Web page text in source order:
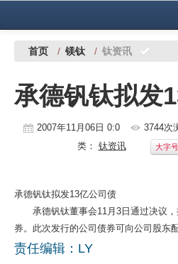
中国有色金属报社主办 广告服务
铜镍铅锌
铝
有色市场
科技
镁钛
首页 / 镁钛 / 钛资讯
承德钒钛拟发
2007年11月06日 0:0 3744次
类： 钛资讯 大字号
承德钒钛拟发13亿公司债
承德钒钛董事会11月3日通过决议，
券。此次发行的公司债券可向公司股东
责任编辑：LY